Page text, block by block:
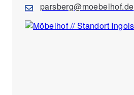
parsberg@moebelhof.de